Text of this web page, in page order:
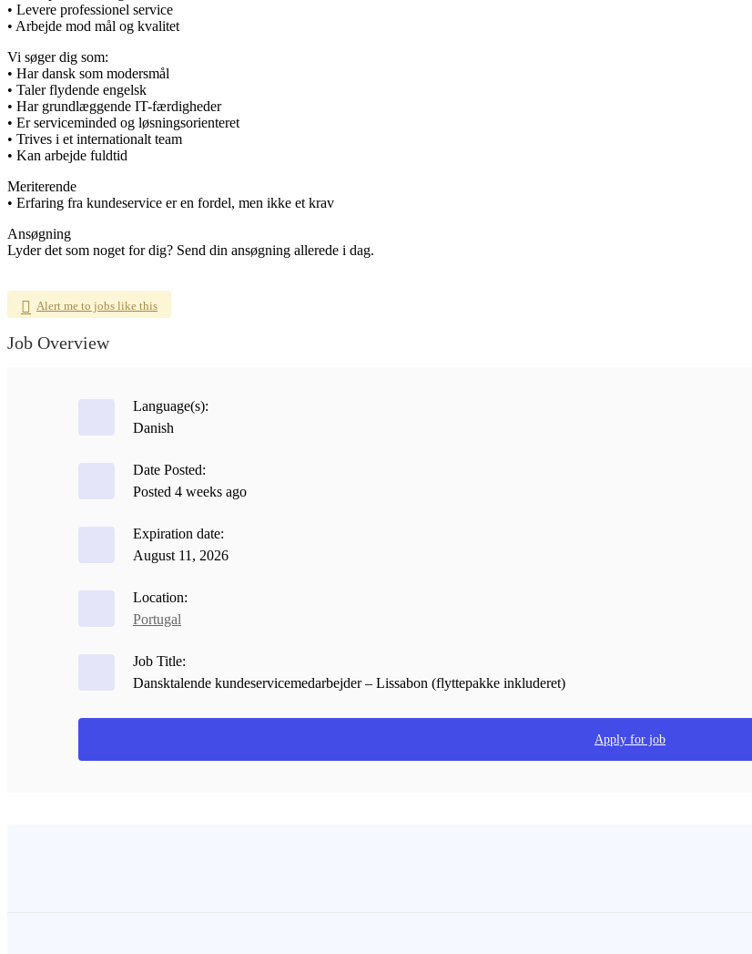
• Levere professionel service
• Arbejde mod mål og kvalitet
Vi søger dig som:
• Har dansk som modersmål
• Taler flydende engelsk
• Har grundlæggende IT-færdigheder
• Er serviceminded og løsningsorienteret
• Trives i et internationalt team
• Kan arbejde fuldtid
Meriterende
• Erfaring fra kundeservice er en fordel, men ikke et krav
Ansøgning
Lyder det som noget for dig? Send din ansøgning allerede i dag.
Alert me to jobs like this
Job Overview
Language(s):
Danish
Date Posted:
Posted 4 weeks ago
Expiration date:
August 11, 2026
Location:
Portugal
Job Title:
Dansktalende kundeservicemedarbejder – Lissabon (flyttepakke inkluderet)
Apply for job